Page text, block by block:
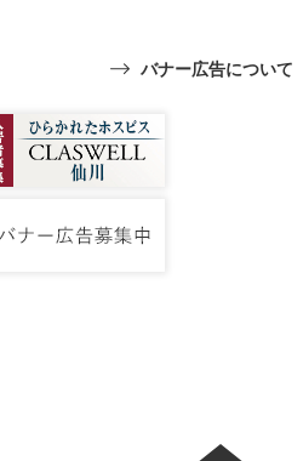
バナー広告について